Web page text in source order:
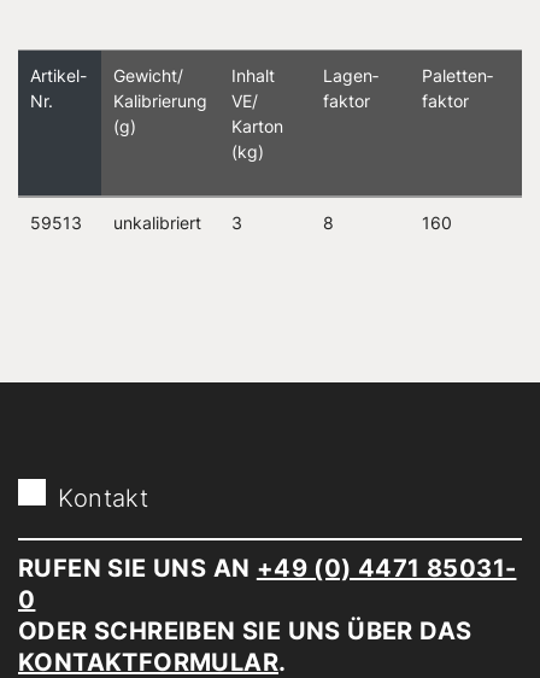
Artikel-
Nr.
Gewicht/
Kalibrierung
(g)
Inhalt
VE/
Karton
(kg)
Lagen­
faktor
Paletten­
faktor
59513 unkalibriert 3 8 160
Kontakt
RUFEN SIE UNS AN +49 (0) 4471 85031-
0
ODER SCHREIBEN SIE UNS ÜBER DAS
KONTAKTFORMULAR.